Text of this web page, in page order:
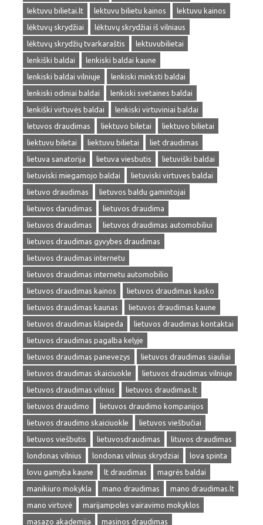
lektuvu bilietai.lt
lektuvu bilietu kainos
lektuvu kainos
lėktuvų skrydžiai
lėktuvų skrydžiai iš vilniaus
lėktuvų skrydžių tvarkaraštis
lektuvubilietai
lenkiški baldai
lenkiski baldai kaune
lenkiski baldai vilniuje
lenkiski minksti baldai
lenkiski odiniai baldai
lenkiski svetaines baldai
lenkiški virtuvės baldai
lenkiski virtuviniai baldai
letuvos draudimas
liektuvo biletai
liektuvo bilietai
liektuvu biletai
liektuvu bilietai
liet draudimas
lietuva sanatorija
lietuva viesbutis
lietuviški baldai
lietuviski miegamojo baldai
lietuviski virtuves baldai
lietuvo draudimas
lietuvos baldu gamintojai
lietuvos darudimas
lietuvos draudima
lietuvos draudimas
lietuvos draudimas automobiliui
lietuvos draudimas gyvybes draudimas
lietuvos draudimas internetu
lietuvos draudimas internetu automobilio
lietuvos draudimas kainos
lietuvos draudimas kasko
lietuvos draudimas kaunas
lietuvos draudimas kaune
lietuvos draudimas klaipeda
lietuvos draudimas kontaktai
lietuvos draudimas pagalba kelyje
lietuvos draudimas panevezys
lietuvos draudimas siauliai
lietuvos draudimas skaiciuokle
lietuvos draudimas vilniuje
lietuvos draudimas vilnius
lietuvos draudimas.lt
lietuvos draudimo
lietuvos draudimo kompanijos
lietuvos draudimo skaiciuokle
lietuvos viešbučiai
lietuvos viešbutis
lietuvosdraudimas
lituvos draudimas
londonas vilnius
londonas vilnius skrydziai
lova spinta
lovu gamyba kaune
lt draudimas
magrės baldai
manikiuro mokykla
mano draudimas
mano draudimas.lt
mano virtuvė
marijampoles vairavimo mokyklos
masazo akademija
masinos draudimas